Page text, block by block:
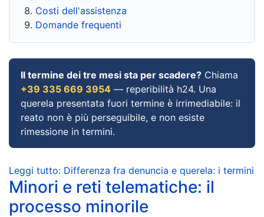
Costi dell'assistenza
Domande frequenti
Il termine dei tre mesi sta per scadere? Chiama
+39 335 669 3954 — reperibilità h24. Una
querela presentata fuori termine è irrimediabile: il
reato non è più perseguibile, e non esiste
rimessione in termini.
Leggi tutto: Differenza fra denuncia e querela: i termini
Minori e reti telematiche: il
processo minorile